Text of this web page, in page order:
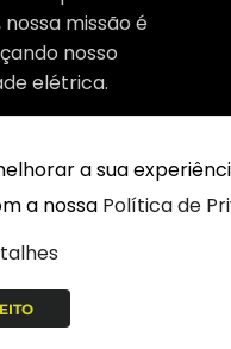
missão é
nosso
elétrica.
© 2003 – 2026
a sua
a nossa Política de